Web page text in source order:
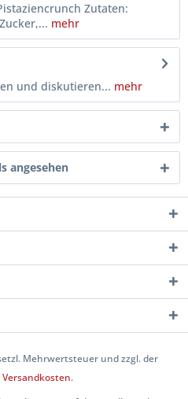
Zutaten:
mehr
und diskutieren... mehr
angesehen
Mehrwertsteuer und zzgl. der
Versandkosten.